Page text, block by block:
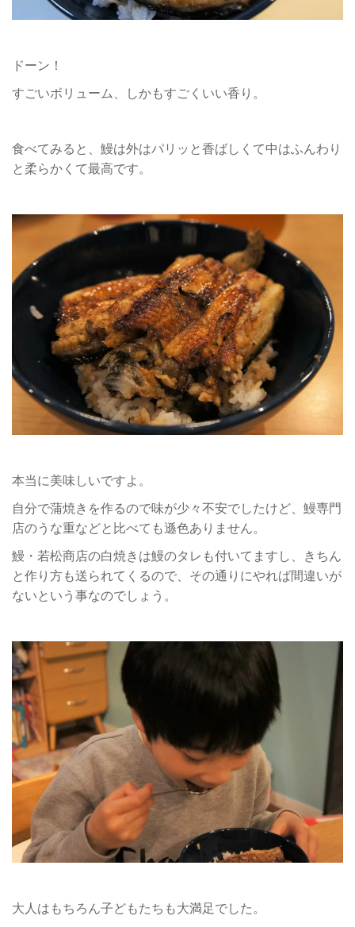
ドーン！
すごいボリューム、しかもすごくいい香り。
食べてみると、鰻は外はパリッと香ばしくて中はふんわり
と柔らかくて最高です。
本当に美味しいですよ。
自分で蒲焼きを作るので味が少々不安でしたけど、鰻専門
店のうな重などと比べても遜色ありません。
鰻・若松商店の白焼きは鰻のタレも付いてますし、きちん
と作り方も送られてくるので、その通りにやれば間違いが
ないという事なのでしょう。
大人はもちろん子どもたちも大満足でした。